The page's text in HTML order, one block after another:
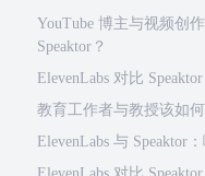
YouTube 博主与视频创
Speaktor？
ElevenLabs 对比
教育工作者与教授该如何
ElevenLabs 与 Speaktor